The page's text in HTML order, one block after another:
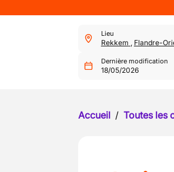
Lieu
Rekkem , Flandre-
Dernière modification
18/05/2026
Accueil / Toutes les